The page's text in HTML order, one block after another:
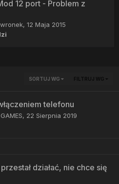
12 port - Problem z
, 12 Maja 2015
SORTUJ WG FILTRUJ WG
telefonu
, 22 Sierpnia 2019
działać, nie chce się